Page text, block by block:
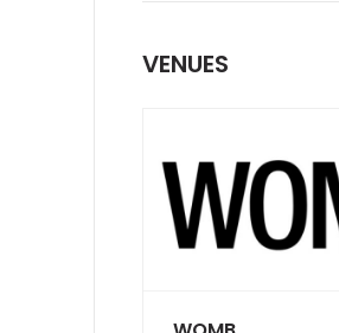
VENUES